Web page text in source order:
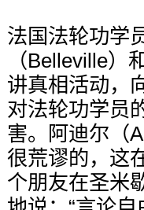
法国法轮功学
（Belleville）
讲真相活动，
对法轮功学员
害。阿迪尔（
很荒谬的，这
个朋友在圣米